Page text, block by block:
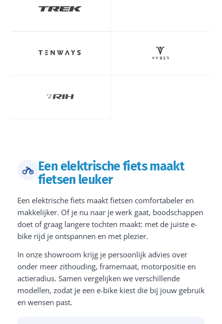
Een elektrische fiets maakt
fietsen leuker
Een elektrische fiets maakt fietsen comfortabeler en
makkelijker. Of je nu naar je werk gaat, boodschappen
doet of graag langere tochten maakt: met de juiste e-
bike rijd je ontspannen en met plezier.
In onze showroom krijg je persoonlijk advies over
onder meer zithouding, framemaat, motorpositie en
actieradius. Samen vergelijken we verschillende
modellen, zodat je een e-bike kiest die bij jouw gebruik
en wensen past.